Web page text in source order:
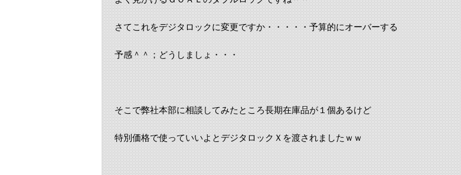
さてこれをデジタロックに変更ですか・・・・・予算的にオーバーする
予感＾＾；どうしましょ・・・
そこで弊社本部に相談してみたところ長期在庫品が１個あるけど
特別価格で使っていいよとデジタロックＸを渡されましたｗｗ